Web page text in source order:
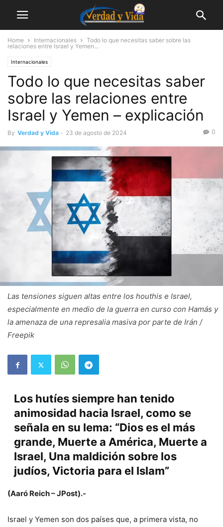
Home Internacionales
Todo lo que necesitas saber sobre las
relaciones entre Israel y Yemen...
Internacionales
Todo lo que necesitas saber
sobre las relaciones entre
Israel y Yemen – explicación
By Verdad y Vida - 23 de agosto de 2024 0
Las tensiones siguen altas entre los houthis e Israel,
especialmente en medio de la guerra en curso con Hamás y
la amenaza de una represalia masiva por parte de Irán /
Freepik
Los hutíes siempre han tenido
animosidad hacia Israel, como se
señala en su lema: “Dios es el más
grande, Muerte a América, Muerte a
Israel, Una maldición sobre los
judíos, Victoria para el Islam”
(Aaró Reich – JPost).-
Israel y Yemen son dos países que, a primera vista, no